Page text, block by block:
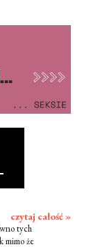
czytaj całość »
tych
mimo że